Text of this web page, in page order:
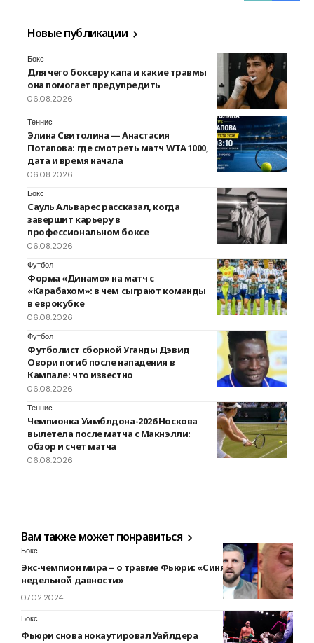
Новые публикации
Бокс
Для чего боксеру капа и какие травмы
она помогает предупредить
06.08.2026
Теннис
Элина Свитолина — Анастасия
Потапова: где смотреть матч WTA 1000,
дата и время начала
06.08.2026
Бокс
Сауль Альварес рассказал, когда
завершит карьеру в
профессиональном боксе
06.08.2026
Футбол
Форма «Динамо» на матч с
«Карабахом»: в чем сыграют команды
в еврокубке
06.08.2026
Футбол
Футболист сборной Уганды Дэвид
Овори погиб после нападения в
Кампале: что известно
06.08.2026
Теннис
Чемпионка Уимблдона-2026 Носкова
вылетела после матча с Макнэлли:
обзор и счет матча
06.08.2026
Вам также может понравиться
Бокс
Экс-чемпион мира – о травме Фьюри: «Синяк примерно
недельной давности»
07.02.2024
Бокс
Фьюри снова нокаутировал Уайлдера